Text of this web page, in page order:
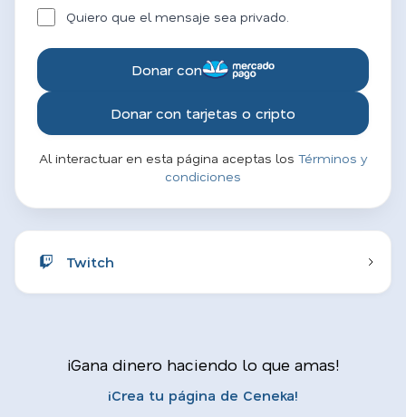
Quiero que el mensaje sea privado.
Donar con
Donar con tarjetas o cripto
Al interactuar en esta página aceptas los Términos y
condiciones
Twitch
¡Gana dinero haciendo lo que amas!
¡Crea tu página de Ceneka!